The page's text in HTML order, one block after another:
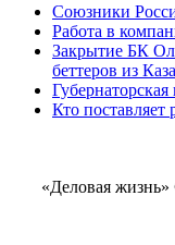
Союзники
Работа в
Закрытие БК
беттеров из
Кто поставляет
«Деловая